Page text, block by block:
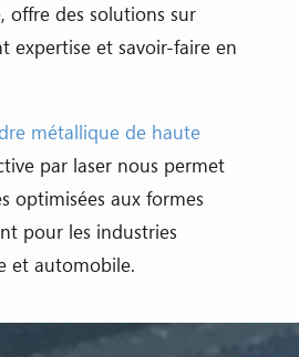
offre des solutions sur
expertise et savoir-faire en
métallique de haute
par laser nous permet
optimisées aux formes
pour les industries
et automobile.